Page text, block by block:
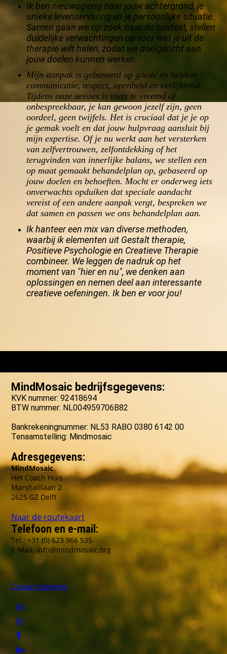
Ik ben nieuwsgierig naar jouw achtergrond, je
unieke levenservaring en je persoonlijke situatie.
Samen gaan we op zoek naar de context, stellen
duidelijke verwachtingen op voor wat je uit de
therapie wilt halen, zodat we doelgericht aan
jouw doelen kunnen werken.
Mijn aanpak is gebaseerd op goede en heldere
communicatie, respect, openheid en eerlijkheid.
Tijdens onze sessies is niets te vreemd of
onbespreekbaar, je kan gewoon jezelf zijn, geen
oordeel, geen twijfels. Het is cruciaal dat je je op
je gemak voelt en dat jouw hulpvraag aansluit bij
mijn expertise. Of je nu werkt aan het versterken
van zelfvertrouwen, zelfontdekking of het
terugvinden van innerlijke balans, we stellen een
op maat gemaakt behandelplan op, gebaseerd op
jouw doelen en behoeften. Mocht er onderweg iets
onverwachts opduiken dat speciale aandacht
vereist of een andere aanpak vergt, bespreken we
dat samen en passen we ons behandelplan aan.
Ik hanteer een mix van diverse methoden,
waarbij ik elementen uit Gestalt therapie,
Positieve Psychologie en Creatieve Therapie
combineer. We leggen de nadruk op het
moment van "hier en nu", we denken aan
oplossingen en nemen deel aan interessante
creatieve oefeningen. Ik ben er voor jou!
MindMosaic bedrijfsgegevens:
KVK nummer: 92418694
BTW nummer: NL004959706B82
Bankrekeningnummer: NL53 RABO 0380 6142 00
Tenaamstelling: Mindmosaic
Adresgegevens:
MindMosaic
Het Coach Huis
Marshalllaan 2
2625 GZ Delft
Naar de routekaart
Telefoon en e-mail:
Tel.: +31 (0) 623 966 535
E-Mail: info@mindmosaic.org
Contact opnemen